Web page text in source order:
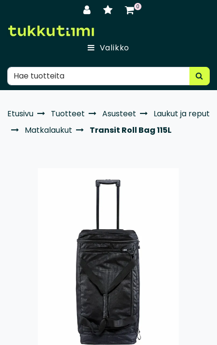
0
Valikko
Etusivu Tuotteet Asusteet
Laukut ja reput
Matkalaukut
Transit Roll Bag 115L